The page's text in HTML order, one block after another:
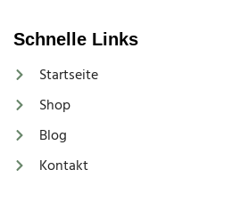
Schnelle Links
Startseite
Shop
Blog
Kontakt